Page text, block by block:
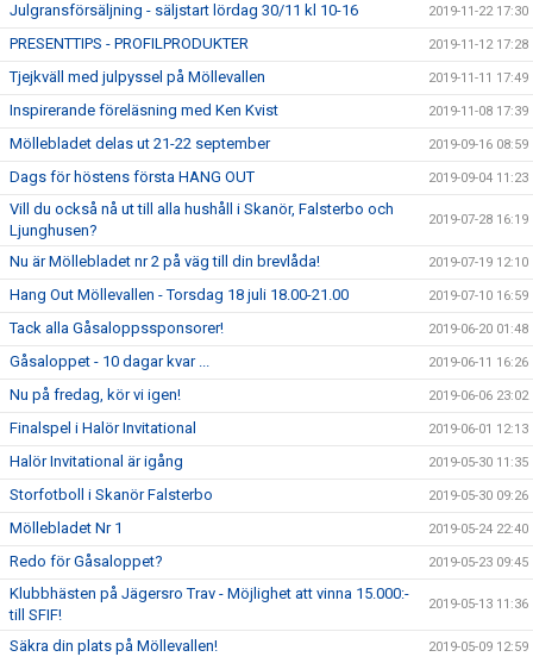
Julgransförsäljning - säljstart lördag 30/11 kl 10-16 2019-11-22 17:30
PRESENTTIPS - PROFILPRODUKTER 2019-11-12 17:28
Tjejkväll med julpyssel på Möllevallen 2019-11-11 17:49
Inspirerande föreläsning med Ken Kvist 2019-11-08 17:39
Möllebladet delas ut 21-22 september 2019-09-16 08:59
Dags för höstens första HANG OUT 2019-09-04 11:23
Vill du också nå ut till alla hushåll i Skanör, Falsterbo och
Ljunghusen?
2019-07-28 16:19
Nu är Möllebladet nr 2 på väg till din brevlåda! 2019-07-19 12:10
Hang Out Möllevallen - Torsdag 18 juli 18.00-21.00 2019-07-10 16:59
Tack alla Gåsaloppssponsorer! 2019-06-20 01:48
Gåsaloppet - 10 dagar kvar ... 2019-06-11 16:26
Nu på fredag, kör vi igen! 2019-06-06 23:02
Finalspel i Halör Invitational 2019-06-01 12:13
Halör Invitational är igång 2019-05-30 11:35
Storfotboll i Skanör Falsterbo 2019-05-30 09:26
Möllebladet Nr 1 2019-05-24 22:40
Redo för Gåsaloppet? 2019-05-23 09:45
Klubbhästen på Jägersro Trav - Möjlighet att vinna 15.000:-
till SFIF!
2019-05-13 11:36
Säkra din plats på Möllevallen! 2019-05-09 12:59